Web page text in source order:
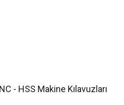
- HSS Makine Kılavuzları